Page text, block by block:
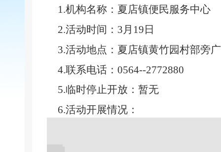
1.机构名称： 夏店镇便民服务中心
2.活动时间： 3月19日
3.活动地点： 夏店镇黄竹园村部旁
4.联系电话： 0564--2772880
5.临时停止开放： 暂无
6.活动开展情况：